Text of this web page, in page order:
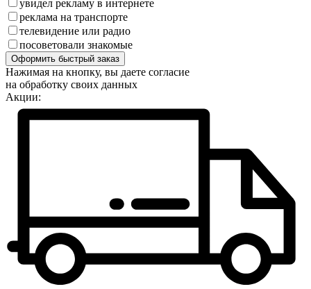
увидел рекламу в интернете
реклама на транспорте
телевидение или радио
посоветовали знакомые
Оформить быстрый заказ
Нажимая на кнопку, вы даете согласие
на обработку своих данных
Акции: